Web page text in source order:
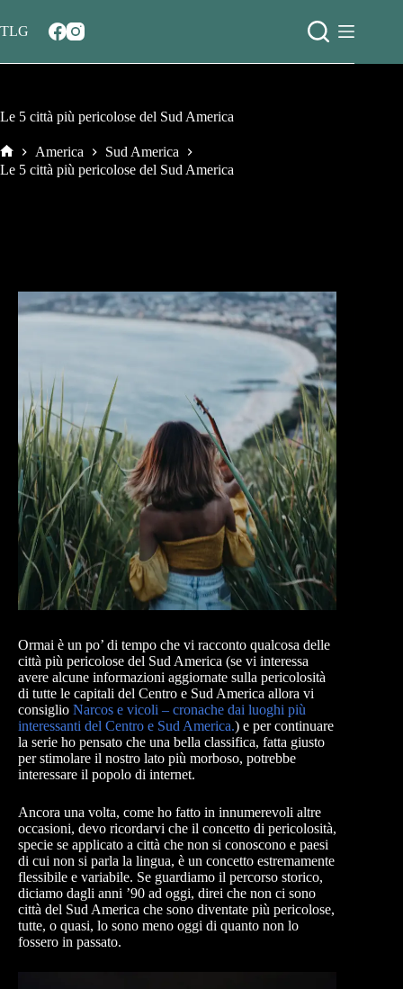
al
contenuto
TLG
Le 5 città più pericolose del Sud America
Home
America
Sud America
Le 5 città più pericolose del Sud America
Ormai è un po’ di tempo che vi racconto qualcosa delle
città più pericolose del Sud America (se vi interessa
avere alcune informazioni aggiornate sulla pericolosità
di tutte le capitali del Centro e Sud America allora vi
consiglio Narcos e vicoli – cronache dai luoghi più
interessanti del Centro e Sud America.) e per continuare
la serie ho pensato che una bella classifica, fatta giusto
per stimolare il nostro lato più morboso, potrebbe
interessare il popolo di internet.
Ancora una volta, come ho fatto in innumerevoli altre
occasioni, devo ricordarvi che il concetto di pericolosità,
specie se applicato a città che non si conoscono e paesi
di cui non si parla la lingua, è un concetto estremamente
flessibile e variabile. Se guardiamo il percorso storico,
diciamo dagli anni ’90 ad oggi, direi che non ci sono
città del Sud America che sono diventate più pericolose,
tutte, o quasi, lo sono meno oggi di quanto non lo
fossero in passato.